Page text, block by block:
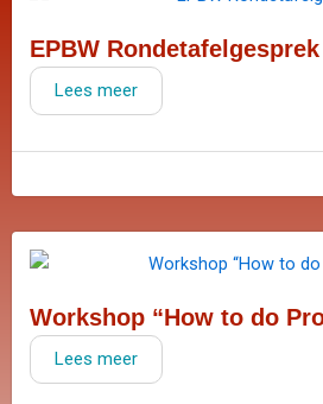
EPBW Rondetafelgesprek
Lees meer
Workshop “How to do
Lees meer